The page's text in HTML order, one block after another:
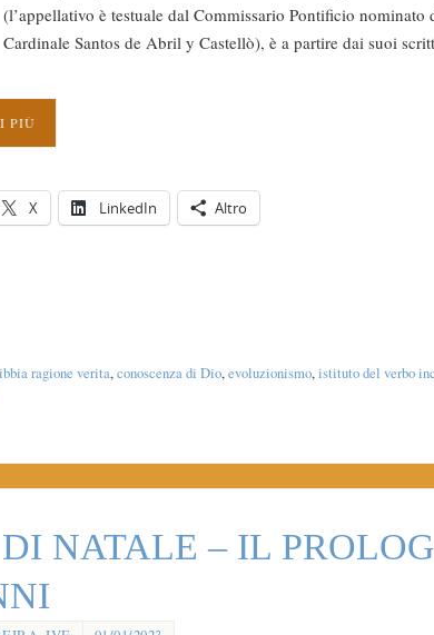
(l’appellativo è testuale dal Commissario Pontificio nominato
Cardinale Santos de Abril y Castellò), è a partire dai suoi
PIÙ
X LinkedIn Altro
ragione verita,conoscenza di Dio,evoluzionismo,istituto del verbo
NATALE – IL